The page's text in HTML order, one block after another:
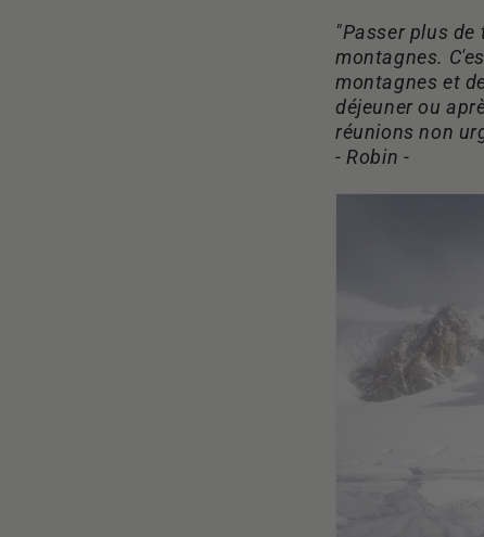
"Passer plus
montagnes.
montagnes et
déjeuner ou
réunions non
- Robin -